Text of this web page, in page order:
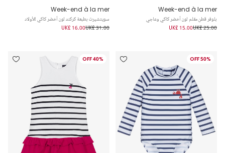
Week-end à la mer
بلوفر قطن مقلم لون أخضر كاكي وعاجي
UK£ 25.00
UK£ 15.00
Week-end à la mer
سويتشيرت بطبعة كركند لون أخضر كاكي للأولاد
UK£ 31.00
UK£ 16.00
50% OFF
40% OFF